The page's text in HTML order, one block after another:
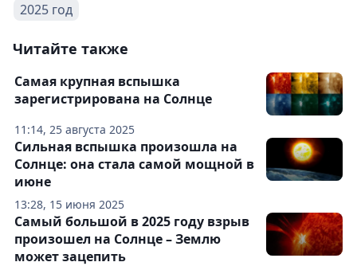
2025 год
Читайте также
11:14, 25 августа 2025
Самая крупная вспышка
зарегистрирована на Солнце
13:28, 15 июня 2025
Сильная вспышка произошла на
Солнце: она стала самой мощной в
июне
Самый большой в 2025 году взрыв
произошел на Солнце – Землю
может зацепить